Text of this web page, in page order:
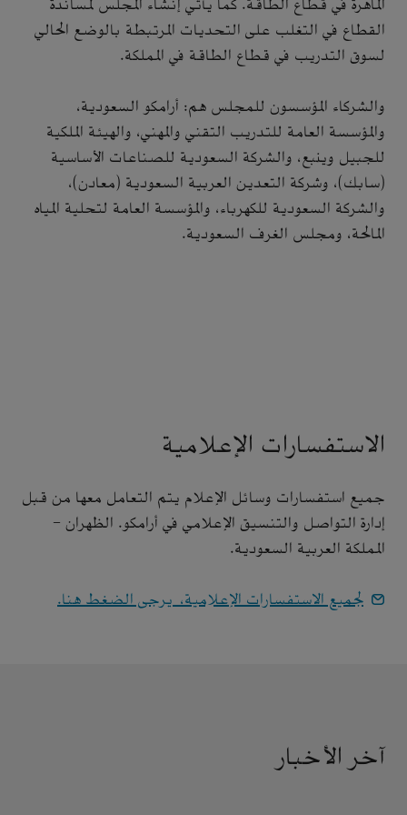
الماهرة في قطاع الطاقة. كما يأتي إنشاء المجلس لمساندة
القطاع في التغلب على التحديات المرتبطة بالوضع الحالي
لسوق التدريب في قطاع الطاقة في المملكة.
والشركاء المؤسسون للمجلس هم: أرامكو السعودية،
والمؤسسة العامة للتدريب التقني والمهني، والهيئة الملكية
للجبيل وينبع، والشركة السعودية للصناعات الأساسية
(سابك)، وشركة التعدين العربية السعودية (معادن)،
والشركة السعودية للكهرباء، والمؤسسة العامة لتحلية المياه
المالحة، ومجلس الغرف السعودية.
الاستفسارات الإعلامية
جميع استفسارات وسائل الإعلام يتم التعامل معها من قبل
إدارة التواصل والتنسيق الإعلامي في أرامكو. الظهران -
المملكة العربية السعودية.
لجميع الاستفسارات الإعلامية، يرجى الضغط هنا.
آخر الأخبار